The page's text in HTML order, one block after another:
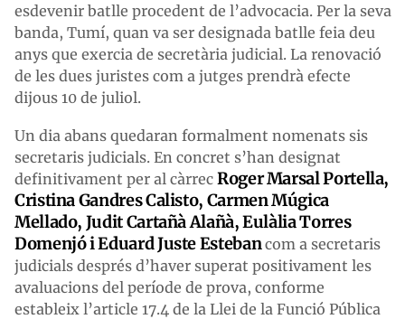
esdevenir batlle procedent de l’advocacia. Per la seva
banda, Tumí, quan va ser designada batlle feia deu
anys que exercia de secretària judicial. La renovació
de les dues juristes com a jutges prendrà efecte
dijous 10 de juliol.
Un dia abans quedaran formalment nomenats sis
secretaris judicials. En concret s’han designat
definitivament per al càrrec Roger Marsal Portella,
Cristina Gandres Calisto, Carmen Múgica
Mellado, Judit Cartañà Alañà, Eulàlia Torres
Domenjó i Eduard Juste Estebancom a secretaris
judicials després d’haver superat positivament les
avaluacions del període de prova, conforme
estableix l’article 17.4 de la Llei de la Funció Pública